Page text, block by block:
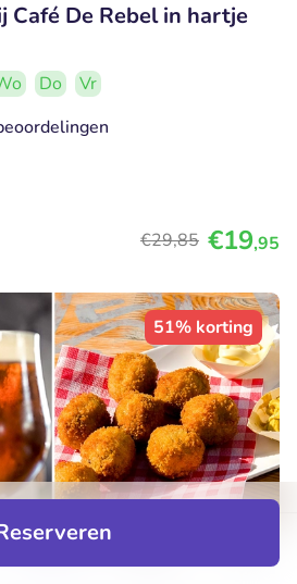
Café De Rebel in hartje
Do
Vr
€29,85 €19,95
51% korting